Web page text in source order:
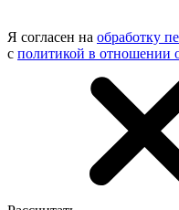
Я согласен на обработку
с политикой в отношении